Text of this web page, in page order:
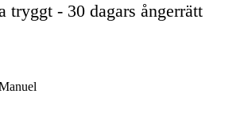
tryggt - 30 dagars ångerrätt